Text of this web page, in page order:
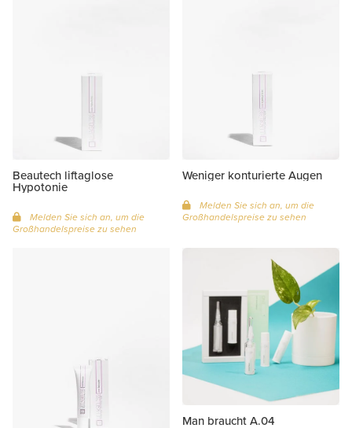
Beautech liftaglose
Hypotonie
Melden Sie sich an, um die
Großhandelspreise zu sehen
Weniger konturierte Augen
Melden Sie sich an, um die
Großhandelspreise zu sehen
Man braucht A.04